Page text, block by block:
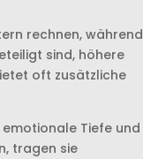
rechnen, während
sind, höhere
oft zusätzliche
Tiefe und
tragen sie